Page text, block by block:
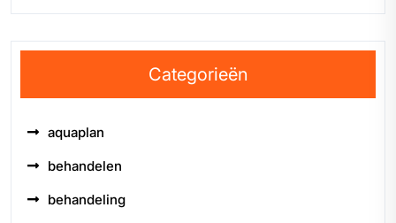
Categorieën
aquaplan
behandelen
behandeling